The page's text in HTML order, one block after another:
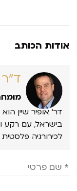
אודות הכותב
ד״ר
דר’ אופיר שיין
בישראל, עם רקע
לכירורגיה